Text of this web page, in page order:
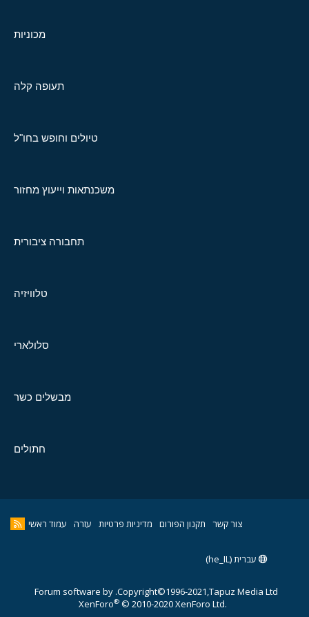
מכוניות
תעופה קלה
טיולים וחופש בחו"ל
משכנתאות וייעוץ מחזור
תחבורה ציבורית
טלוויזיה
סלולארי
מבשלים כשר
חתולים
צור קשר תקנון הפורום מדיניות פרטיות עזרה עמוד ראשי
עברית (he_IL)
Copyright©1996-2021,Tapuz Media Ltd.
Forum software by
XenForo® © 2010-2020 XenForo Ltd.